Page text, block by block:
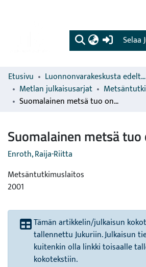
(current)
Selaa
Etusivu
Luonnonvarakeskusta edeltävien organisaatioiden sarjat
Metlan julkaisusarjat
Suomalainen metsä tuo onna
Suomalainen metsä tuo
Enroth, Raija-Riitta
Metsäntutkimuslaitos
2001
Tämän artikkelin/julkaisun
tallennettu Jukuriin. Julkaisun
kuitenkin olla linkki toisaalle
kokotekstiin.